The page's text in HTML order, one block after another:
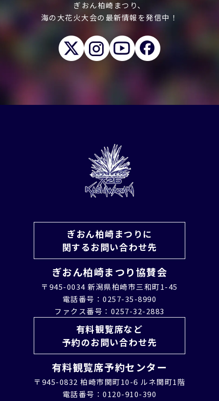
ぎおん柏崎まつり、
海の大花火大会の最新情報を発信中！
ぎおん柏崎まつりに
関するお問い合わせ先
ぎおん柏崎まつり協賛会
〒945-0034 新潟県柏崎市三和町1-45
電話番号：0257-35-8990
ファクス番号：0257-32-2883
有料観覧席など
予約のお問い合わせ先
有料観覧席予約センター
〒945-0832 柏崎市関町10-6 ルネ関町1階
電話番号：0120-910-390